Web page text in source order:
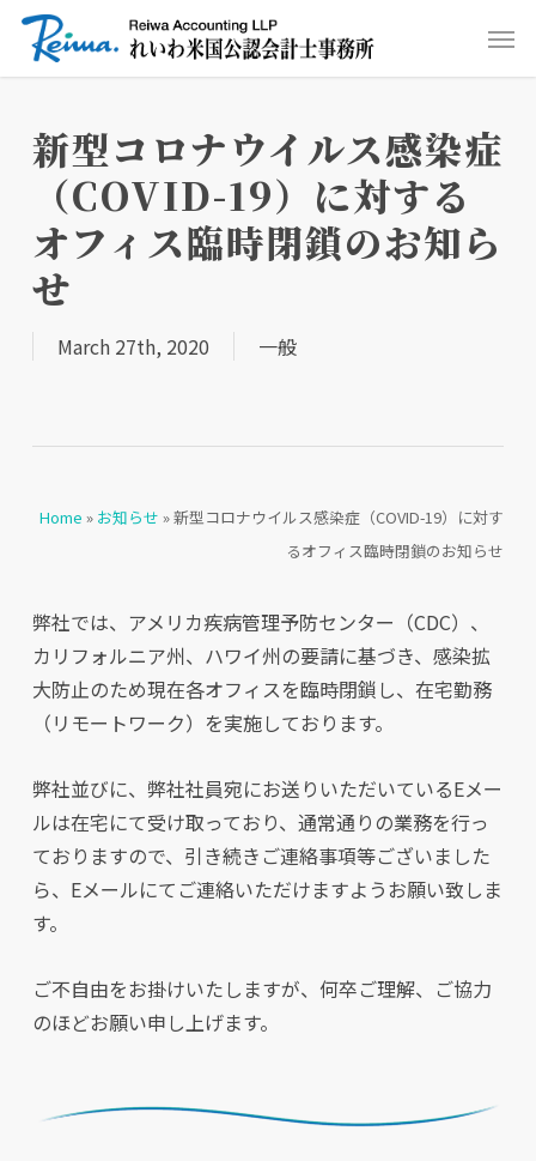
Skip
main
新型コロナウイルス感染症
（COVID-19）に対する
オフィス臨時閉鎖のお知ら
せ
March 27th, 2020 一般
Home » お知らせ »新型コロナウイルス感染症（COVID-19）に対す
るオフィス臨時閉鎖のお知らせ
弊社では、アメリカ疾病管理予防センター（CDC）、
カリフォルニア州、ハワイ州の要請に基づき、感染拡
大防止のため現在各オフィスを臨時閉鎖し、在宅勤務
（リモートワーク）を実施しております。
弊社並びに、弊社社員宛にお送りいただいているEメー
ルは在宅にて受け取っており、通常通りの業務を行っ
ておりますので、引き続きご連絡事項等ございました
ら、Eメールにてご連絡いただけますようお願い致しま
す。
ご不自由をお掛けいたしますが、何卒ご理解、ご協力
のほどお願い申し上げます。